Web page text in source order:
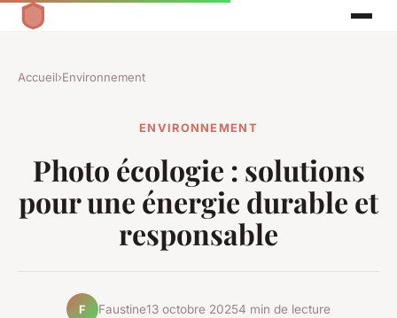
Accueil›Environnement
ENVIRONNEMENT
Photo écologie : solutions
pour une énergie durable et
responsable
F Faustine13 octobre 20254 min de lecture